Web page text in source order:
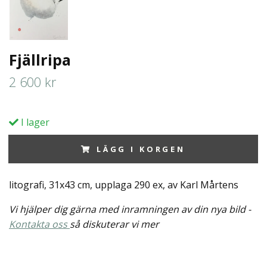
Fjällripa
2 600 kr
I lager
LÄGG I KORGEN
litografi, 31x43 cm, upplaga 290 ex, av Karl Mårtens
Vi hjälper dig gärna med inramningen av din nya bild -
Kontakta ossså diskuterar vi mer